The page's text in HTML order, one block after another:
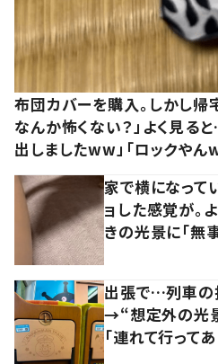
布団カバーを購入。しかし
なんか怖くない？」よく見る
出しましたww」「ロックやん
家で横になって
ョした感覚が。
きの光景に「無
出張で…列車
→“想定外の光景
「連れて行って